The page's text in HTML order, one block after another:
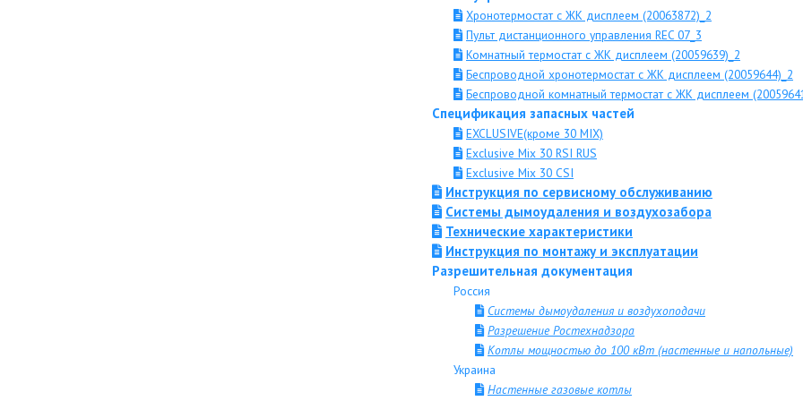
Хронотермостат с ЖК дисплеем (20063872)_2
Пульт дистанционного управления REC 07_3
Комнатный термостат с ЖК дисплеем (20059639)_2
Беспроводной хронотермостат с ЖК дисплеем (20059644)_2
Беспроводной комнатный термостат с ЖК дисплеем
Спецификация запасных частей
EXCLUSIVE(кроме 30 MIX)
Exclusive Mix 30 RSI RUS
Exclusive Mix 30 CSI
Инструкция по сервисному обслуживанию
Системы дымоудаления и воздухозабора
Технические характеристики
Инструкция по монтажу и эксплуатации
Разрешительная документация
Россия
Системы дымоудаления и воздухоподачи
Разрешение Ростехнадзора
Котлы мощностью до 100 кВт (настенные и напольные)
Украина
Настенные газовые котлы